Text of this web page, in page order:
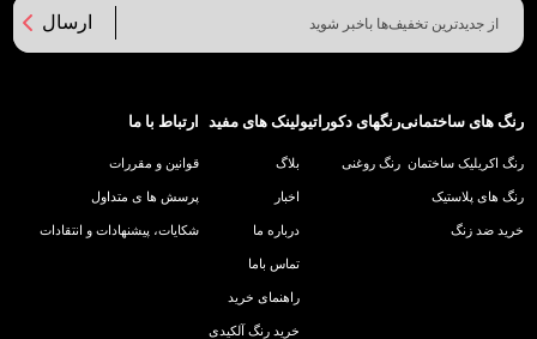
ارسال
رنگ های ساختمانی
رنگ اکریلیک ساختمان
رنگ های پلاستیک
خرید ضد زنگ
رنگهای دکوراتیو
رنگ روغنی
لینک های مفید
بلاگ
اخبار
درباره ما
تماس باما
راهنمای خرید
خرید رنگ آلکیدی
ارتباط با ما
قوانین و مقررات
پرسش ها ی متداول
شکایات، پیشنهادات و انتقادات